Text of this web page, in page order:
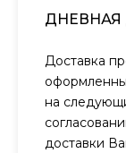
ДНЕВНАЯ
Доставка
на
доставки